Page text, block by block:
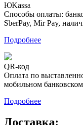
ЮKassa
Способы оплаты:
SberPay, Mir Pay,
Подробнее
QR-код
Оплата по
мобильном
Подробнее
Доставка: